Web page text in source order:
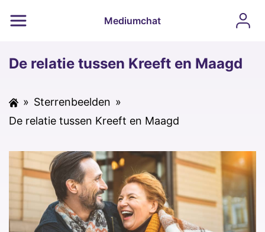
Mediumchat
De relatie tussen Kreeft en Maagd
» Sterrenbeelden »
De relatie tussen Kreeft en Maagd